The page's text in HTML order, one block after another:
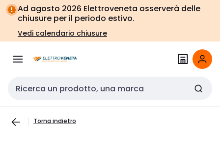
Vai alla
navigazione
Vai
alla
pagina
Ad agosto 2026 Elettroveneta osserverà delle
chiusure per il periodo estivo.
Vedi calendario chiusure
Cerca input
Torna indietro